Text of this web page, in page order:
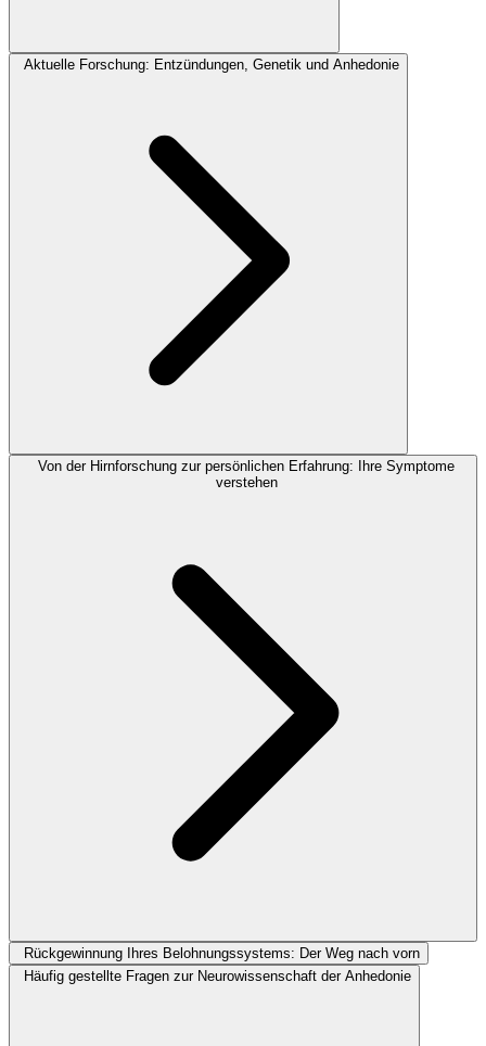
Aktuelle Forschung: Entzündungen, Genetik und Anhedonie
Von der Hirnforschung zur persönlichen Erfahrung: Ihre Symptome
verstehen
Rückgewinnung Ihres Belohnungssystems: Der Weg nach vorn
Häufig gestellte Fragen zur Neurowissenschaft der Anhedonie